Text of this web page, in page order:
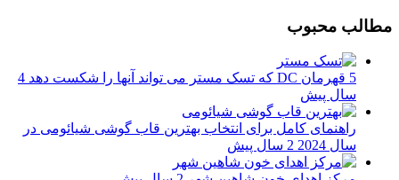
مطالب محبوب
5 قهرمان DC که تسک مستر می تواند آنها را شکست دهد
4
سال پیش
راهنمای کامل برای انتخاب بهترین قاب گوشی شیائومی در
سال 2024
2 سال پیش